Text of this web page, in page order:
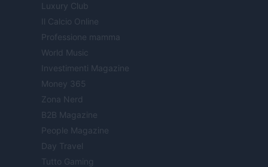
Luxury Club
Il Calcio Online
Professione mamma
World Music
Investimenti Magazine
Money 365
Zona Nerd
B2B Magazine
People Magazine
Day Travel
Tutto Gaming